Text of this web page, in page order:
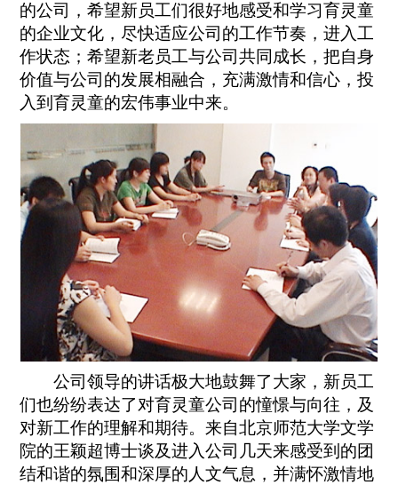
的公司，希望新员工们很好地感受和学习育灵童
的企业文化，尽快适应公司的工作节奏，进入工
作状态；希望新老员工与公司共同成长，把自身
价值与公司的发展相融合，充满激情和信心，投
入到育灵童的宏伟事业中来。
公司领导的讲话极大地鼓舞了大家，新员工
们也纷纷表达了对育灵童公司的憧憬与向往，及
对新工作的理解和期待。来自北京师范大学文学
院的王颖超博士谈及进入公司几天来感受到的团
结和谐的氛围和深厚的人文气息，并满怀激情地